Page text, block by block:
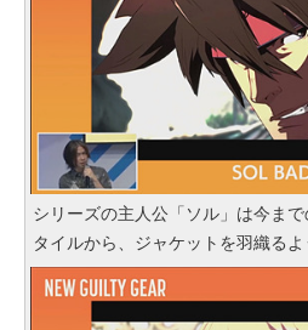
シリーズの主人公「ソル」は今ま
タイルから、ジャケットを羽織るよ